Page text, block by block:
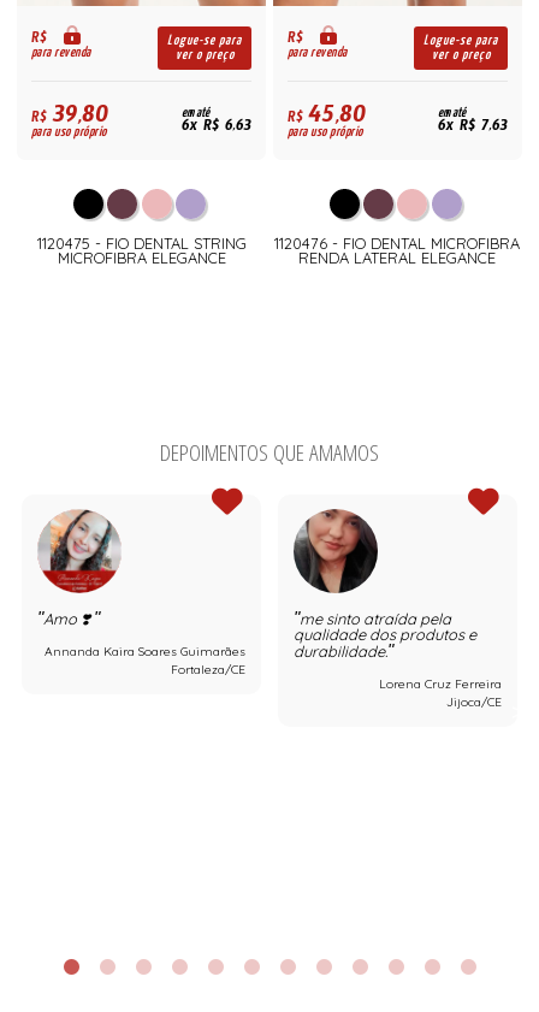
R$
para revenda
Logue-se para
ver o preço
R$39,80
para uso próprio
em até
6x R$ 6,63
1120475 - FIO DENTAL STRING
MICROFIBRA ELEGANCE
R$
para revenda
Logue-se para
ver o preço
R$45,80
para uso próprio
em até
6x R$ 7,63
1120476 - FIO DENTAL MICROFIBRA
RENDA LATERAL ELEGANCE
DEPOIMENTOS QUE AMAMOS
Amo ❣️
Annanda Kaira Soares Guimarães
Fortaleza/CE
me sinto atraída pela
qualidade dos produtos e
durabilidade.
Lorena Cruz Ferreira
Jijoca/CE